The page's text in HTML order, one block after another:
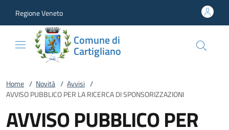
Regione Veneto
Comune di
Cartigliano
Home / Novità / Avvisi /
AVVISO PUBBLICO PER LA RICERCA DI SPONSORIZZAZIONI
AVVISO PUBBLICO PER